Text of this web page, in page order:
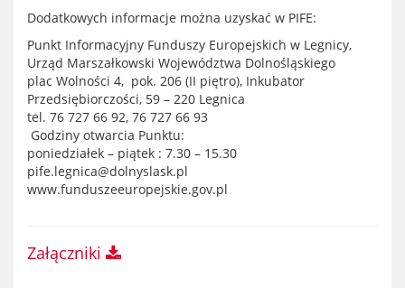
Dodatkowych informacje można uzyskać w PIFE:
Punkt Informacyjny Funduszy Europejskich w Legnicy,
Urząd Marszałkowski Województwa Dolnośląskiego
plac Wolności 4, pok. 206 (II piętro), Inkubator
Przedsiębiorczości, 59 – 220 Legnica
tel. 76 727 66 92, 76 727 66 93
Godziny otwarcia Punktu:
poniedziałek – piątek : 7.30 – 15.30
pife.legnica@dolnyslask.pl
www.funduszeeuropejskie.gov.pl
Załączniki